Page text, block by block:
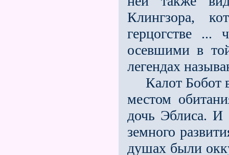
Клингзора,
герцогстве ...
осевшими в
легендах
Калот Бобот в
местом
дочь Эблиса. И
земного
душах были